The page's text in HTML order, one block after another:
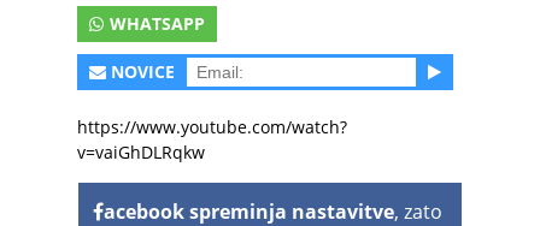
WHATSAPP
NOVICE
https://www.youtube.com/watch?
v=vaiGhDLRqkw
acebook spreminja nastavitve, zato